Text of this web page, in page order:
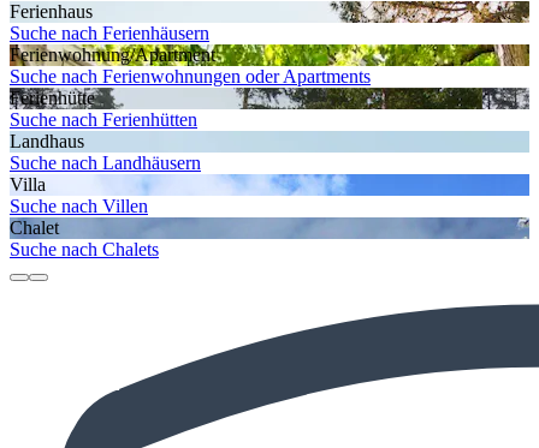
Ferienhaus
Suche nach Ferienhäusern
Ferienwohnung/Apartment
Suche nach Ferienwohnungen oder Apartments
Ferienhütte
Suche nach Ferienhütten
Landhaus
Suche nach Landhäusern
Villa
Suche nach Villen
Chalet
Suche nach Chalets